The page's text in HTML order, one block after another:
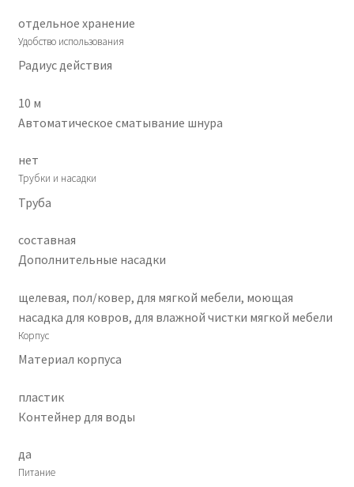
отдельное хранение
Удобство использования
Радиус действия
10 м
Автоматическое сматывание шнура
нет
Трубки и насадки
Труба
составная
Дополнительные насадки
щелевая, пол/ковер, для мягкой мебели, моющая
насадка для ковров, для влажной чистки мягкой мебели
Корпус
Материал корпуса
пластик
Контейнер для воды
да
Питание